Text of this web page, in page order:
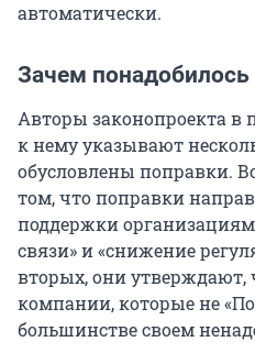
автоматически.
Зачем
Авторы законопроекта в
к нему указывают
обусловлены поправки.
том, что поправки
поддержки
связи» и «снижение
вторых, они утверждают,
компании, которые не
большинстве своем